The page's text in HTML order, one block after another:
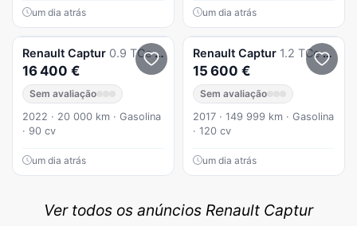
um dia atrás um dia atrás
Renault Captur 0.9 TCe Exclusive
16 400 €
Sem avaliação
2022 · 20 000 km · Gasolina
· 90 cv
um dia atrás
Renault Captur 1.2 TCe Initiale Paris EDC
15 600 €
Sem avaliação
2017 · 149 999 km · Gasolina
· 120 cv
um dia atrás
Ver todos os anúncios Renault Captur